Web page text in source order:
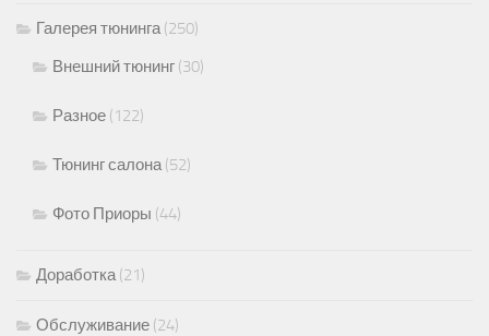
Галерея тюнинга(250)
Внешний тюнинг (30)
Разное (122)
Тюнинг салона(52)
Фото Приоры (44)
Доработка(21)
Обслуживание (24)